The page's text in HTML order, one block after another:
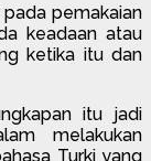
pemakaian
keadaan atau
ketika itu dan
itu jadi
melakukan
Turki yang